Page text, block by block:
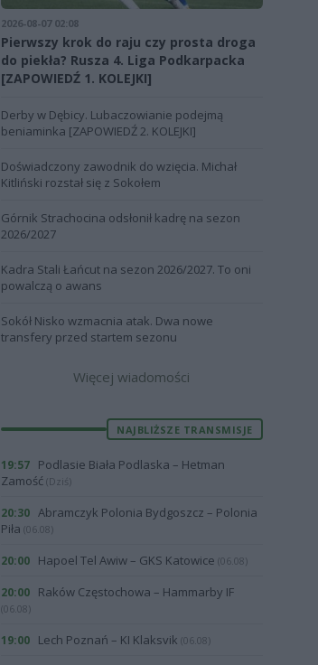
2026-08-07 02:08
Pierwszy krok do raju czy prosta droga
do piekła? Rusza 4. Liga Podkarpacka
[ZAPOWIEDŹ 1. KOLEJKI]
Derby w Dębicy. Lubaczowianie podejmą
beniaminka [ZAPOWIEDŹ 2. KOLEJKI]
Doświadczony zawodnik do wzięcia. Michał
Kitliński rozstał się z Sokołem
Górnik Strachocina odsłonił kadrę na sezon
2026/2027
Kadra Stali Łańcut na sezon 2026/2027. To oni
powalczą o awans
Sokół Nisko wzmacnia atak. Dwa nowe
transfery przed startem sezonu
Więcej wiadomości
NAJBLIŻSZE TRANSMISJE
19:57
Podlasie Biała Podlaska – Hetman
Zamość (Dziś)
20:30 Abramczyk Polonia Bydgoszcz – Polonia
Piła (06.08)
20:00 Hapoel Tel Awiw – GKS Katowice (06.08)
20:00 Raków Częstochowa – Hammarby IF
(06.08)
19:00 Lech Poznań – KI Klaksvik (06.08)